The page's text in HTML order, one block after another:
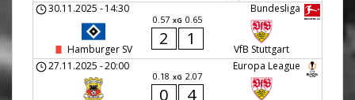
Bundesliga
30.11.2025 -14:30
Hamburger SV
0.57 xG 0.65
2 1
VfB Stuttgart
Europa League
27.11.2025 -20:00
0.18 xG 2.07
0 4